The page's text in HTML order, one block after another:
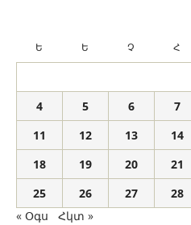
Ե Ե Չ Հ
4
5 6 7
11
12 13 14
18
19 20 21
25
26 27 28
« Օգս
Հկտ »